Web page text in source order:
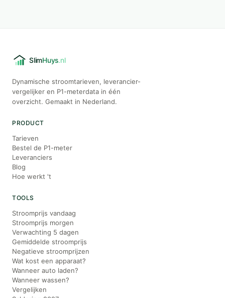
Dynamische stroomtarieven, leverancier-
vergelijker en P1-meterdata in één
overzicht. Gemaakt in Nederland.
PRODUCT
Tarieven
Bestel de P1-meter
Leveranciers
Blog
Hoe werkt 't
TOOLS
Stroomprijs vandaag
Stroomprijs morgen
Verwachting 5 dagen
Gemiddelde stroomprijs
Negatieve stroomprijzen
Wat kost een apparaat?
Wanneer auto laden?
Wanneer wassen?
Vergelijken